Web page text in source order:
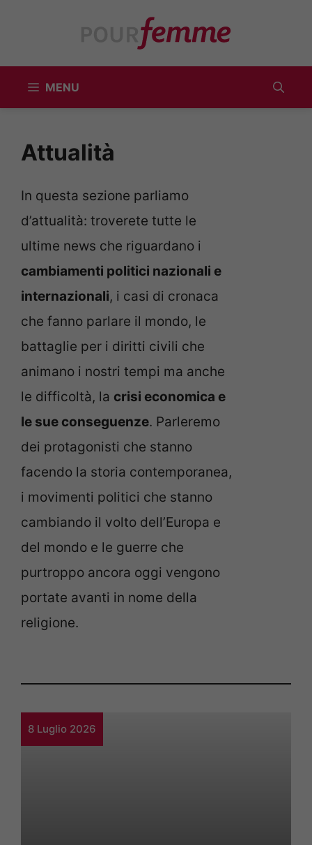
MENU
Attualità
In questa sezione parliamo
d’attualità: troverete tutte le
ultime news che riguardano i
cambiamenti politici nazionali e
internazionali, i casi di cronaca
che fanno parlare il mondo, le
battaglie per i diritti civili che
animano i nostri tempi ma anche
le difficoltà, la crisi economica e
le sue conseguenze. Parleremo
dei protagonisti che stanno
facendo la storia contemporanea,
i movimenti politici che stanno
cambiando il volto dell’Europa e
del mondo e le guerre che
purtroppo ancora oggi vengono
portate avanti in nome della
religione.
8 Luglio 2026